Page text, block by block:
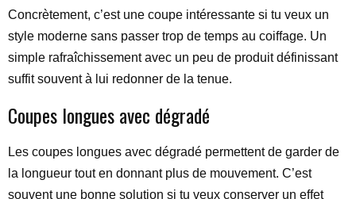
Concrètement, c’est une coupe intéressante si tu veux un
style moderne sans passer trop de temps au coiffage. Un
simple rafraîchissement avec un peu de produit définissant
suffit souvent à lui redonner de la tenue.
Coupes longues avec dégradé
Les coupes longues avec dégradé permettent de garder de
la longueur tout en donnant plus de mouvement. C’est
souvent une bonne solution si tu veux conserver un effet